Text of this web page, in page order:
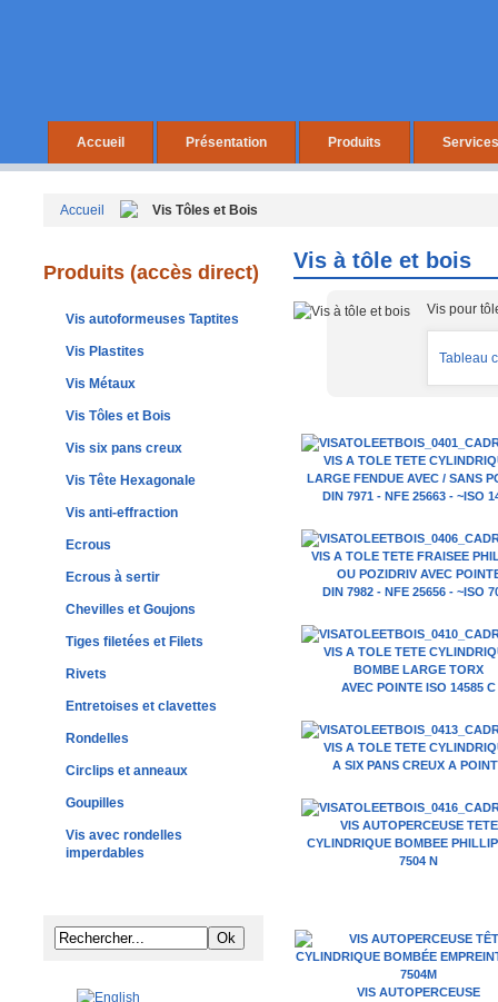
Accueil Présentation Produits Services
Accueil Vis Tôles et Bois
Produits (accès direct)
Vis autoformeuses Taptites
Vis Plastites
Vis Métaux
Vis Tôles et Bois
Vis six pans creux
Vis Tête Hexagonale
Vis anti-effraction
Ecrous
Ecrous à sertir
Chevilles et Goujons
Tiges filetées et Filets
Rivets
Entretoises et clavettes
Rondelles
Circlips et anneaux
Goupilles
Vis avec rondelles
imperdables
Vis à tôle et bois
Vis pour
Tableau
VIS A TOLE TETE
LARGE FENDUE AVEC / SANS
DIN 7971 - NFE 25663 - ~ISO
VIS A TOLE TETE FRAISEE
OU POZIDRIV AVEC
DIN 7982 - NFE 25656 - ~ISO
VIS A TOLE TETE
BOMBE LARGE TORX
AVEC POINTE ISO 14585 C
VIS A TOLE TETE
A SIX PANS CREUX A
VIS AUTOPERCEUSE TETE
CYLINDRIQUE BOMBEE
7504 N
VIS AUTOPERCEUSE